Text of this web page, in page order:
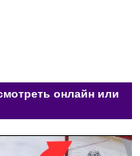
онлайн или